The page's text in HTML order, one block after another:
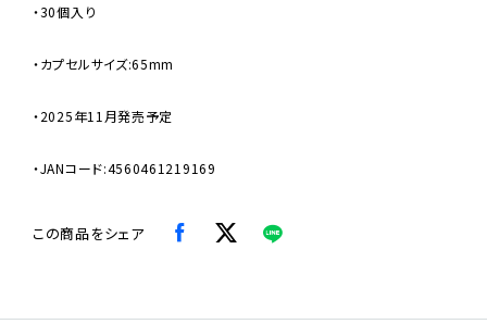
・30個入り
・カプセルサイズ:65mm
・2025年11月発売予定
・JANコード:4560461219169
この商品をシェア